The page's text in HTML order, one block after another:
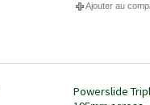
Ajouter au
Powerslide